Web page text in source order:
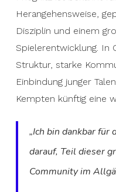
Herangehensweise,
Disziplin und einem
Spielerentwicklung. In
Struktur, starke
Einbindung junger
Kempten künftig eine
„Ich bin dankbar für
darauf, Teil dieser
Community im